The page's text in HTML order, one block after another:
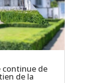
continue de
de la